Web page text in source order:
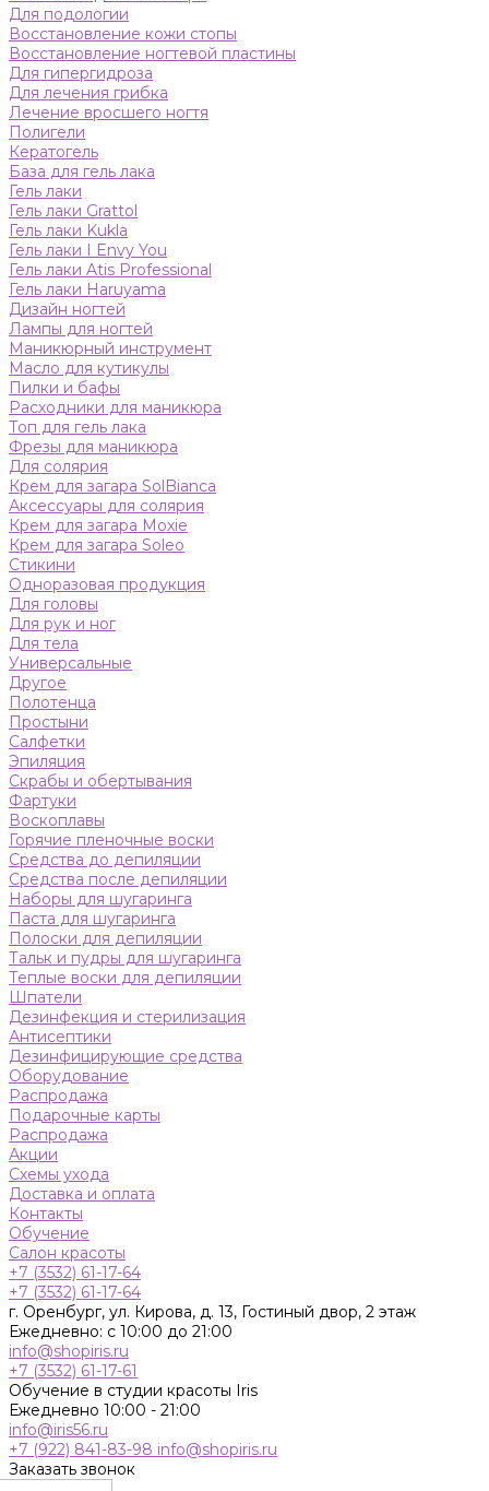
Для подологии
Восстановление кожи стопы
Восстановление ногтевой пластины
Для гипергидроза
Для лечения грибка
Лечение вросшего ногтя
Полигели
Кератогель
База для гель лака
Гель лаки
Гель лаки Grattol
Гель лаки Kukla
Гель лаки I Envy You
Гель лаки Atis Professional
Гель лаки Haruyama
Дизайн ногтей
Лампы для ногтей
Маникюрный инструмент
Масло для кутикулы
Пилки и бафы
Расходники для маникюра
Топ для гель лака
Фрезы для маникюра
Для солярия
Крем для загара SolBianca
Аксессуары для солярия
Крем для загара Moxie
Крем для загара Soleo
Стикини
Одноразовая продукция
Для головы
Для рук и ног
Для тела
Универсальные
Другое
Полотенца
Простыни
Салфетки
Эпиляция
Скрабы и обертывания
Фартуки
Воскоплавы
Горячие пленочные воски
Средства до депиляции
Средства после депиляции
Наборы для шугаринга
Паста для шугаринга
Полоски для депиляции
Тальк и пудры для шугаринга
Теплые воски для депиляции
Шпатели
Дезинфекция и стерилизация
Антисептики
Дезинфицирующие средства
Оборудование
Распродажа
Подарочные карты
Распродажа
Акции
Схемы ухода
Доставка и оплата
Контакты
Обучение
Салон красоты
+7 (3532) 61-17-64
+7 (3532) 61-17-64
г. Оренбург, ул. Кирова, д. 13, Гостиный двор, 2 этаж
Ежедневно: с 10:00 до 21:00
info@shopiris.ru
+7 (3532) 61-17-61
Обучение в студии красоты Iris
Ежедневно 10:00 - 21:00
info@iris56.ru
+7 (922) 841-83-98 info@shopiris.ru
Заказать звонок